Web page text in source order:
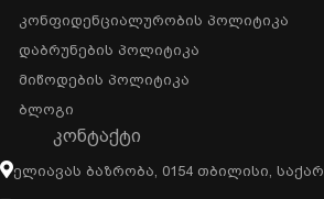
Კონფიდენციალურობის Პოლიტიკა
Დაბრუნების Პოლიტიკა
Მიწოდების Პოლიტიკა
Ბლოგი
ᲙᲝᲜᲢᲐᲥᲢᲘ
Ელიავას Ბაზრობა, 0154 Თბილისი,